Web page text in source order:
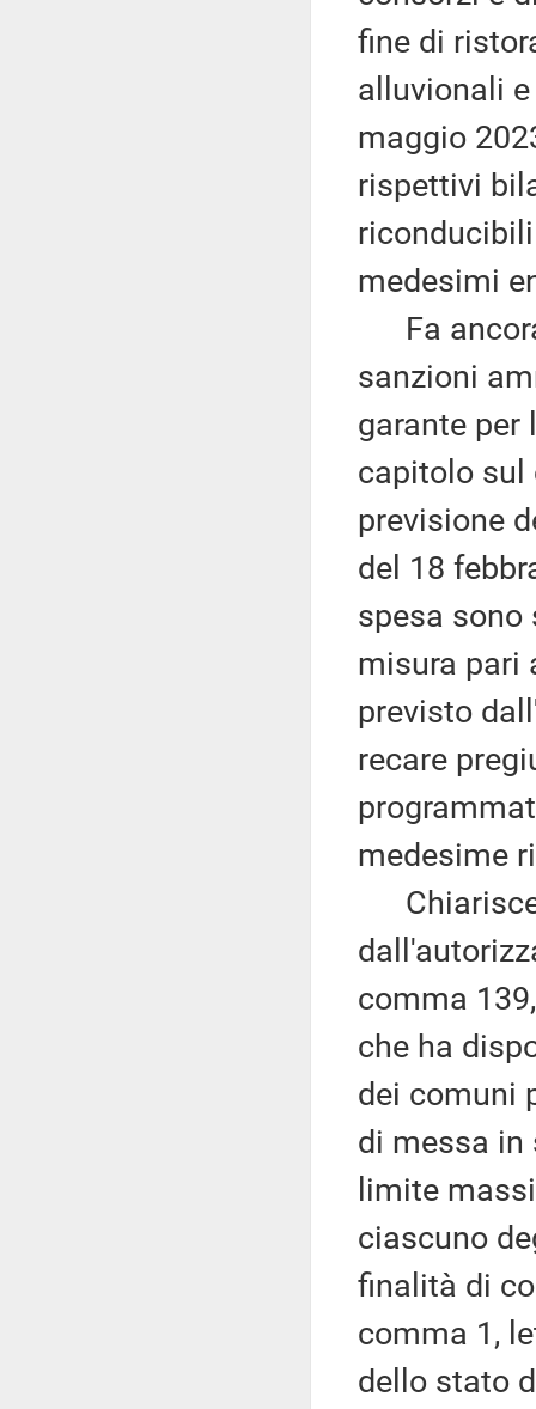
fine di
alluvionali
maggio
rispettivi
medesimi
Fa
sanzioni
garante per
capitolo sul
previsione
del 18
spesa
misura pari
previsto
recare
medesime
Chiarisce
comma
che ha
dei comuni
di messa in
limite
ciascuno
finalità di
comma 1,
dello stato